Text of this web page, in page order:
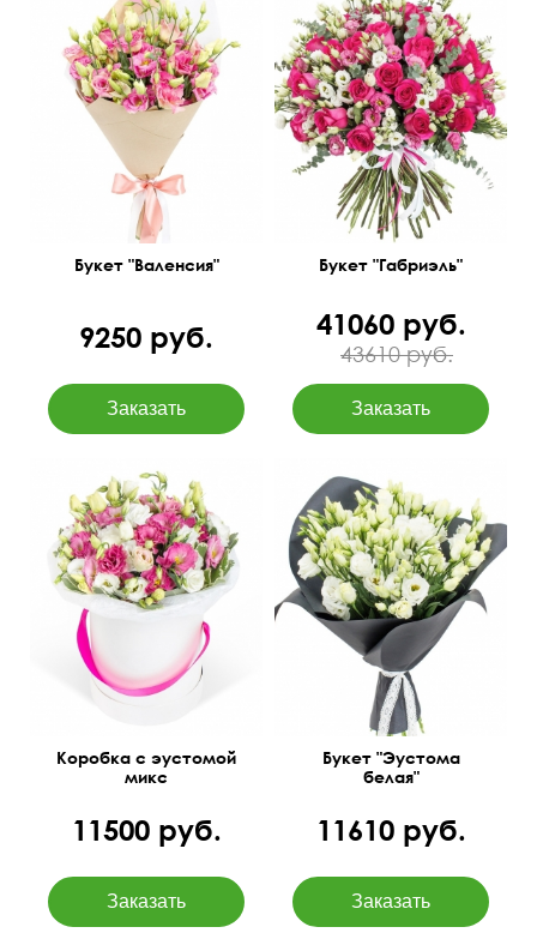
Букет "Валенсия"
9250 руб.
60 см 60 см
Букет "Габриэль"
41060 руб.
43610 руб.
Бесплатная доставка
цветов
Коробка с эустомой
микс
11500 руб.
55 см 45 см
Букет "Эустома
белая"
11610 руб.